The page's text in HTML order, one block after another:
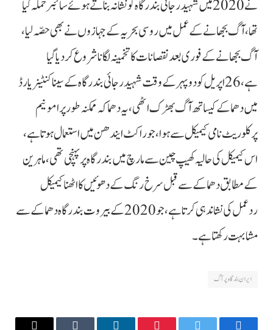
نے 2020 میں شہیدرجائی بندرگاہ کو نشانہ بناتے ہوئے سائبر حملہ کیا
تھا، آگ بجھانے کے عمل میں روسی بحریہ کے جہازوں نے بھی حصّہ لیا،
آگ بجھانے کے فوری بعد نقصانات کا تخمینہ لگانا شروع کردیا گیا
ہے، 26 اپریل کو دوپہر کے وقت شہید رجائی بندرگاہ کے سینا کنٹینر یارڈ
میں دھماکے کیساتھ آگ بھڑک اٹھی ، یہ دھماکہ ممکنہ طور پر امونیم
پرکلوریٹ نامی کیمیکل سے ہوا، جو راکٹ ایندھن میں استعمال ہوتا ہے،
اس کیمیکل کی حالیہ کھیپ چین سے مارچ میں بندرگاہ پر پہنچی تھی، ماہرین
کے مطابق دھماکے سے قبل سرخ رنگ کے دھوئیں کا اٹھنا کیمیکل
ردعمل کی نشاندہی کرتا ہے، جو 2020 کے بیروت بندرگاہ دھماکے سے
مشابہت رکھتا ہے۔
ایران بندگاہ پر آگ